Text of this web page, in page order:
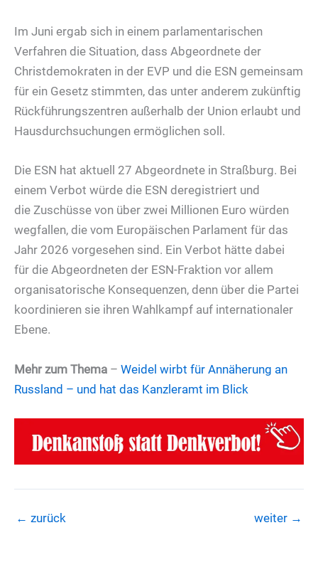
Im Juni ergab sich in einem parlamentarischen
Verfahren die Situation, dass Abgeordnete der
Christdemokraten in der EVP und die ESN gemeinsam
für ein Gesetz stimmten, das unter anderem zukünftig
Rückführungszentren außerhalb der Union erlaubt und
Hausdurchsuchungen ermöglichen soll.
Die ESN hat aktuell 27 Abgeordnete in Straßburg. Bei
einem Verbot würde die ESN deregistriert und
die Zuschüsse von über zwei Millionen Euro würden
wegfallen, die vom Europäischen Parlament für das
Jahr 2026 vorgesehen sind. Ein Verbot hätte dabei
für die Abgeordneten der ESN-Fraktion vor allem
organisatorische Konsequenzen, denn über die Partei
koordinieren sie ihren Wahlkampf auf internationaler
Ebene.
Mehr zum Thema – Weidel wirbt für Annäherung an
Russland – und hat das Kanzleramt im Blick
← zurück weiter →